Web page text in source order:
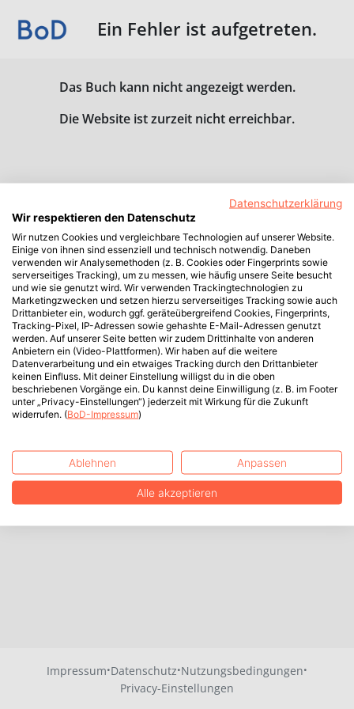
Ein Fehler ist aufgetreten.
Das Buch kann nicht angezeigt werden.
Die Website ist zurzeit nicht erreichbar.
Impressum·Datenschutz·Nutzungsbedingungen·
Privacy-Einstellungen
Datenschutzerklärung
Wir respektieren den Datenschutz
Wir nutzen Cookies und vergleichbare Technologien auf unserer Website.
Einige von ihnen sind essenziell und technisch notwendig. Daneben
verwenden wir Analysemethoden (z. B. Cookies oder Fingerprints sowie
serverseitiges Tracking), um zu messen, wie häufig unsere Seite besucht
und wie sie genutzt wird. Wir verwenden Trackingtechnologien zu
Marketingzwecken und setzen hierzu serverseitiges Tracking sowie auch
Drittanbieter ein, wodurch ggf. geräteübergreifend Cookies, Fingerprints,
Tracking-Pixel, IP-Adressen sowie gehashte E-Mail-Adressen genutzt
werden. Auf unserer Seite betten wir zudem Drittinhalte von anderen
Anbietern ein (Video-Plattformen). Wir haben auf die weitere
Datenverarbeitung und ein etwaiges Tracking durch den Drittanbieter
keinen Einfluss. Mit deiner Einstellung willigst du in die oben
beschriebenen Vorgänge ein. Du kannst deine Einwilligung (z. B. im Footer
unter „Privacy-Einstellungen“) jederzeit mit Wirkung für die Zukunft
widerrufen. (BoD-Impressum)
Ablehnen Anpassen
Alle akzeptieren